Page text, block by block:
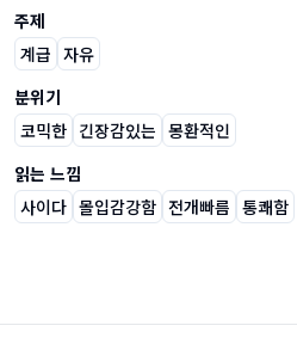
주제
계급 자유
분위기
코믹한 긴장감있는 몽환적인
읽는 느낌
사이다 몰입감강함 전개빠름 통쾌함